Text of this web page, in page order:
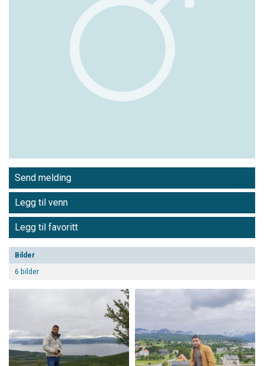
Send melding
Legg til venn
Legg til favoritt
Bilder
6 bilder